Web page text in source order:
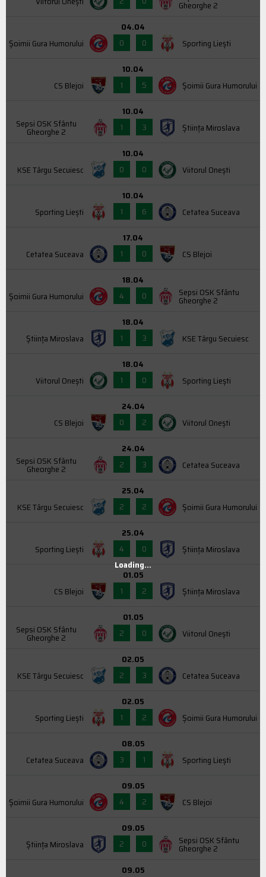
Gheorghe 2
Şoimii Gura Humorului
04.04
0
0 Sporting Liești
CS Blejoi
10.04
1
5 Şoimii Gura Humorului
Sepsi OSK Sfântu
Gheorghe 2
10.04
1
3 Știința Miroslava
KSE Târgu Secuiesc
10.04
0
0 Viitorul Onești
Sporting Liești
10.04
1
6 Cetatea Suceava
Cetatea Suceava
17.04
1
0 CS Blejoi
Şoimii Gura Humorului
18.04
4
0 Sepsi OSK Sfântu
Gheorghe 2
Știința Miroslava
18.04
1
3 KSE Târgu Secuiesc
Viitorul Onești
18.04
1
0 Sporting Liești
CS Blejoi
24.04
0
2 Viitorul Onești
Sepsi OSK Sfântu
Gheorghe 2
24.04
2
3 Cetatea Suceava
KSE Târgu Secuiesc
25.04
2
2 Şoimii Gura Humorului
Sporting Liești
25.04
4
0 Știința Miroslava
CS Blejoi
01.05
1
2 Știința Miroslava
Sepsi OSK Sfântu
Gheorghe 2
01.05
2
0 Viitorul Onești
KSE Târgu Secuiesc
02.05
2
3 Cetatea Suceava
Sporting Liești
02.05
1
2 Şoimii Gura Humorului
Cetatea Suceava
08.05
3
1 Sporting Liești
Şoimii Gura Humorului
09.05
4
2 CS Blejoi
Știința Miroslava
09.05
2
0 Sepsi OSK Sfântu
Gheorghe 2
09.05
Loading...